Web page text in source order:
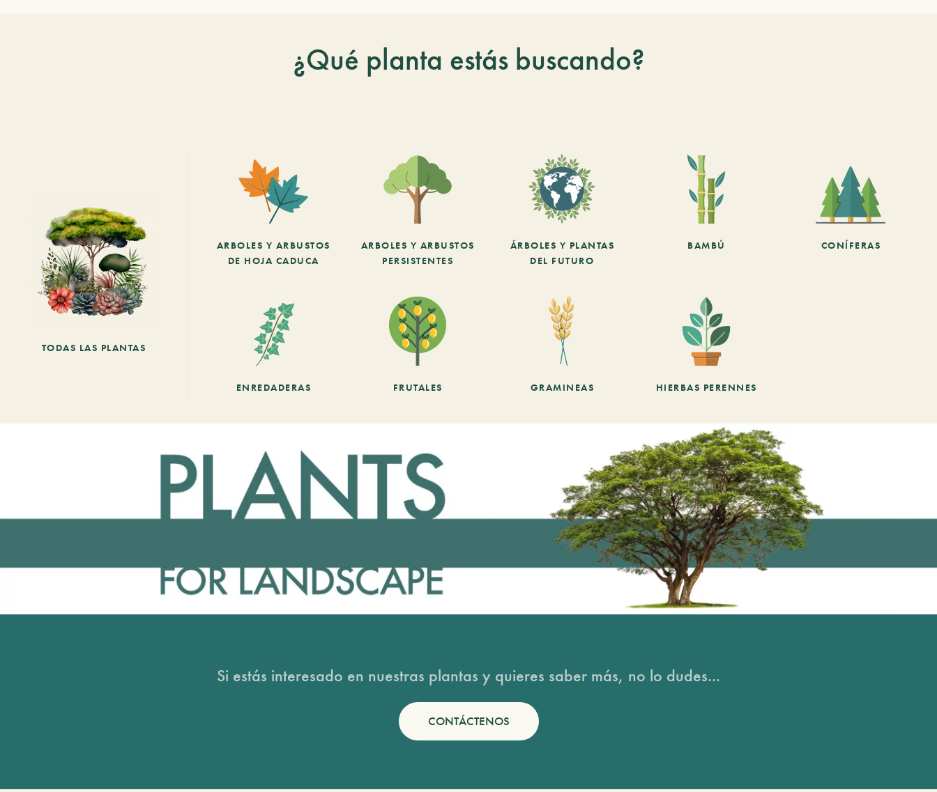
¿Qué planta estás buscando?
TODAS LAS PLANTAS
ARBOLES Y ARBUSTOS
DE HOJA CADUCA
ARBOLES Y ARBUSTOS
PERSISTENTES
ÁRBOLES Y PLANTAS
DEL FUTURO
BAMBÚ CONÍFERAS
ENREDADERAS FRUTALES GRAMINEAS HIERBAS PERENNES
Si estás interesado en nuestras plantas y quieres saber más, no lo dudes...
CONTÁCTENOS